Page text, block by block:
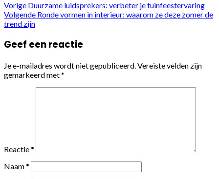
Vorige Duurzame luidsprekers: verbeter je tuinfeestervaring
Volgende Ronde vormen in interieur: waarom ze deze zomer de
trend zijn
Geef een reactie
Je e-mailadres wordt niet gepubliceerd. Vereiste velden zijn
gemarkeerd met*
Reactie*
Naam*